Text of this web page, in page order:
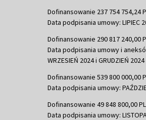
Dofinansowanie 237 754 754,24
Data podpisania umowy: LIPIEC
Dofinansowanie 290 817 240,00
Data podpisania umowy i
WRZESIEŃ 2024 i GRUDZIEŃ 2024
Dofinansowanie 539 800 000,00
Data podpisania umowy:
Dofinansowanie 49 848 800,00
Data podpisania umowy: